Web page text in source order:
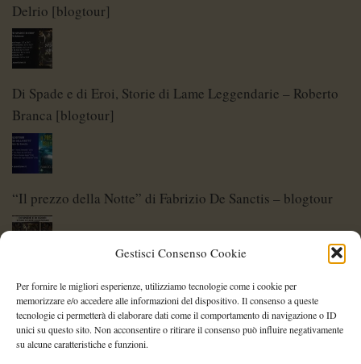
Gestisci Consenso Cookie
Per fornire le migliori esperienze, utilizziamo tecnologie come i cookie per
memorizzare e/o accedere alle informazioni del dispositivo. Il consenso a queste
tecnologie ci permetterà di elaborare dati come il comportamento di navigazione o ID
unici su questo sito. Non acconsentire o ritirare il consenso può influire negativamente
su alcune caratteristiche e funzioni.
Delrio [blogtour]
Di Spade e di Eroi, Storie di Lame Leggendarie – Roberto
Branca [blogtour]
“Il prezzo della Notte” di Fabrizio De Sanctis – blogtour
Di Spade e di Eroi – Storie di Lame Leggendarie